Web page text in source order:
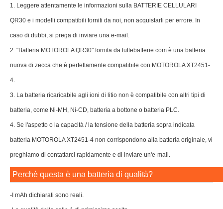
1. Leggere attentamente le informazioni sulla BATTERIE CELLULARI
QR30 e i modelli compatibili forniti da noi, non acquistarli per errore. In
caso di dubbi, si prega di inviare una e-mail.
2. "Batteria MOTOROLA QR30" fornita da tuttebatterie.com è una batteria
nuova di zecca che è perfettamente compatibile con MOTOROLA XT2451-
4.
3. La batteria ricaricabile agli ioni di litio non è compatibile con altri tipi di
batteria, come Ni-MH, Ni-CD, batteria a bottone o batteria PLC.
4. Se l'aspetto o la capacità / la tensione della batteria sopra indicata
batteria MOTOROLA XT2451-4 non corrispondono alla batteria originale, vi
preghiamo di contattarci rapidamente e di inviare un'e-mail.
Perchè questa è una batteria di qualità?
-I mAh dichiarati sono reali.